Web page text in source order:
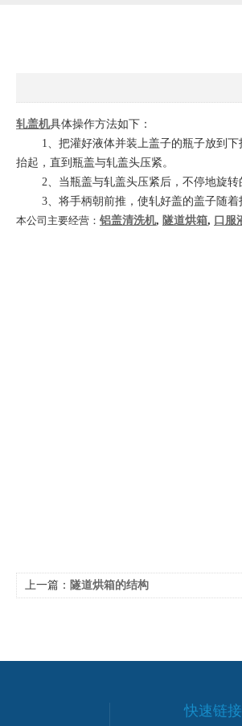
轧盖机具体操作方法如下：
1、把灌好液体并装上盖子的瓶子放到
抬起，直到瓶盖与轧盖头压紧。
2、当瓶盖与轧盖头压紧后，不停地旋
3、将手柄朝前推，使轧好盖的盖子随
本公司主要经营： 铝盖清洗机, 隧道烘箱, 口服
上一篇： 隧道烘箱的结构
快速链接